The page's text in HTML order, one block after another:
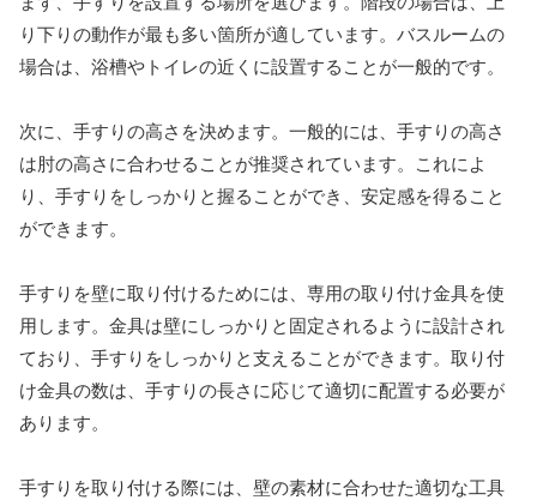
り下りの動作が最も多い箇所が適しています。バスルームの
場合は、浴槽やトイレの近くに設置することが一般的です。
次に、手すりの高さを決めます。一般的には、手すりの高さ
は肘の高さに合わせることが推奨されています。これによ
り、手すりをしっかりと握ることができ、安定感を得ること
ができます。
手すりを壁に取り付けるためには、専用の取り付け金具を使
用します。金具は壁にしっかりと固定されるように設計され
ており、手すりをしっかりと支えることができます。取り付
け金具の数は、手すりの長さに応じて適切に配置する必要が
あります。
手すりを取り付ける際には、壁の素材に合わせた適切な工具